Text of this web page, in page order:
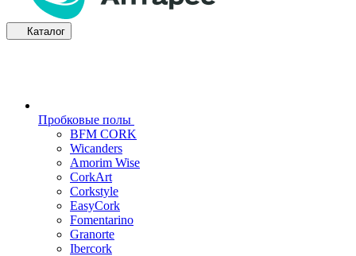
Каталог
Пробковые полы
BFM CORK
Wicanders
Amorim Wise
CorkArt
Corkstyle
EasyCork
Fomentarino
Granorte
Ibercork